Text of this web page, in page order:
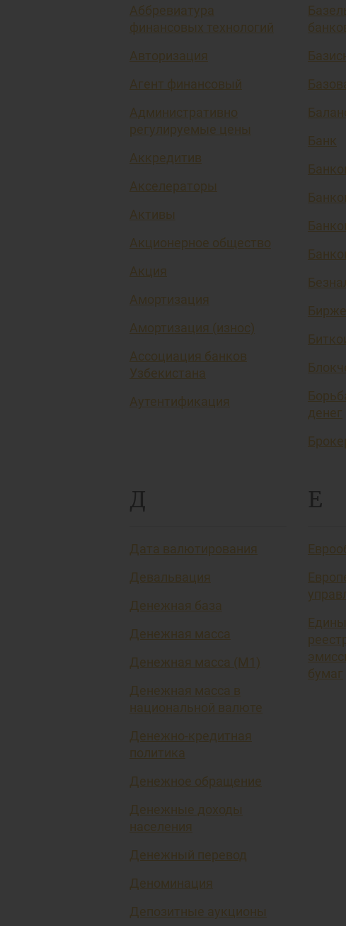
Аббревиатура
финансовых технологий
Авторизация
Агент финансовый
Административно
регулируемые цены
Аккредитив
Акселераторы
Активы
Акционерное общество
Акция
Амортизация
Амортизация (износ)
Ассоциация банков
Узбекистана
Аутентификация
Банк
денег
Д
Дата валютирования
Девальвация
Денежная база
Денежная масса
Денежная масса (М1)
Денежная масса в
национальной валюте
Денежно-кредитная
политика
Денежное обращение
Денежные доходы
населения
Денежный перевод
Деноминация
Депозитные аукционы
Е
бумаг